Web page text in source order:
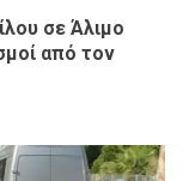
σε Άλιμο
από τον